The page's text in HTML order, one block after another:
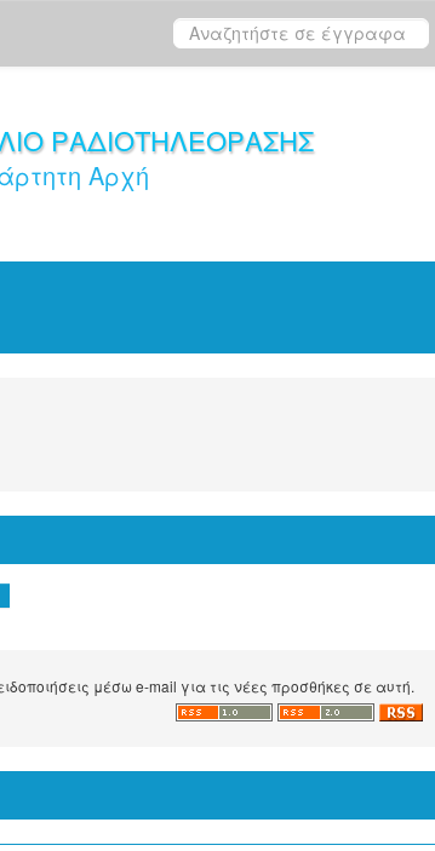
ΡΑΔΙΟΤΗΛΕΟΡΑΣΗΣ
Αρχή
μέσω e-mail για τις νέες προσθήκες σε αυτή.